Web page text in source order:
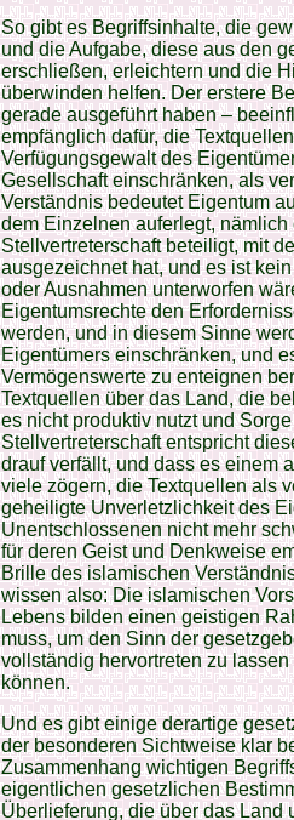
So gibt es Begriffsinhalte, die
und die Aufgabe, diese aus den
erschließen, erleichtern und die
überwinden helfen. Der erstere
gerade ausgeführt haben –
empfänglich dafür, die
Verfügungsgewalt des
Gesellschaft einschränken, als
Verständnis bedeutet Eigentum
dem Einzelnen auferlegt,
Stellvertreterschaft beteiligt, mit
ausgezeichnet hat, und es ist
oder Ausnahmen unterworfen
Eigentumsrechte den
werden, und in diesem Sinne
Eigentümers einschränken, und
Vermögenswerte zu enteignen
Textquellen über das Land, die
es nicht produktiv nutzt und
Stellvertreterschaft entspricht
drauf verfällt, und dass es einem
viele zögern, die Textquellen als
geheiligte Unverletzlichkeit des
Unentschlossenen nicht mehr
für deren Geist und Denkweise
Brille des islamischen
wissen also: Die islamischen
Lebens bilden einen geistigen
muss, um den Sinn der
vollständig hervortreten zu
können.
Und es gibt einige derartige
der besonderen Sichtweise klar
Zusammenhang wichtigen
eigentlichen gesetzlichen
Überlieferung, die über das Land